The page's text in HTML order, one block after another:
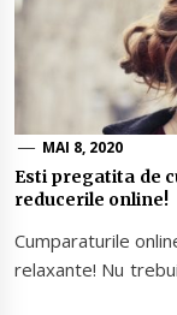
MAI 8, 2020
Esti pregatita de
reducerile online!
Cumparaturile
relaxante! Nu